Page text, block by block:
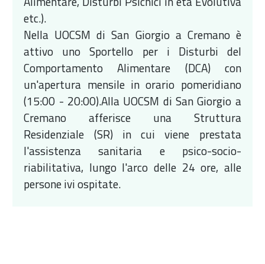
etc.).
Nella UOCSM di San Giorgio a Cremano è
attivo uno Sportello per i Disturbi del
Comportamento Alimentare (DCA) con
un'apertura mensile in orario pomeridiano
(15:00 - 20:00).Alla UOCSM di San Giorgio a
Cremano afferisce una Struttura
Residenziale (SR) in cui viene prestata
l'assistenza sanitaria e psico-socio-
riabilitativa, lungo l'arco delle 24 ore, alle
persone ivi ospitate.